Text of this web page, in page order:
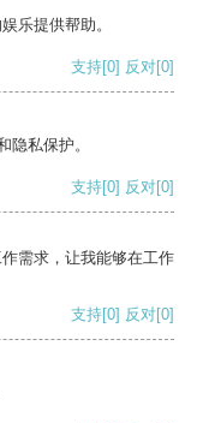
乐提供帮助。
支持[0] 反对[0]
隐私保护。
支持[0] 反对[0]
需求，让我能够在工作
支持[0] 反对[0]